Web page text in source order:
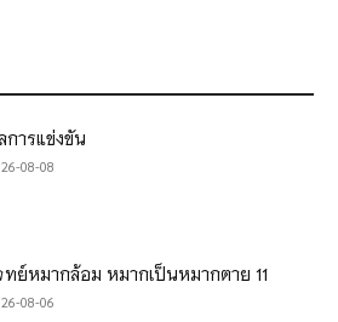
การแข่งขัน
08-08
ทย์หมากล้อม หมากเป็นหมากตาย 11
08-06